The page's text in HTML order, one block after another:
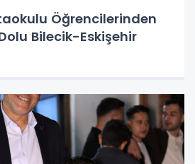
Öğrencilerinden
Bilecik-Eskişehir